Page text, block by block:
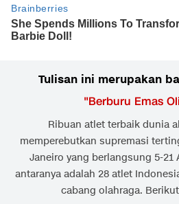
Tulisan ini merupakan
"Berburu Emas
Ribuan atlet terbaik dunia
memperebutkan supremasi
Janeiro yang berlangsung 5-21
antaranya adalah 28 atlet
cabang olahraga.